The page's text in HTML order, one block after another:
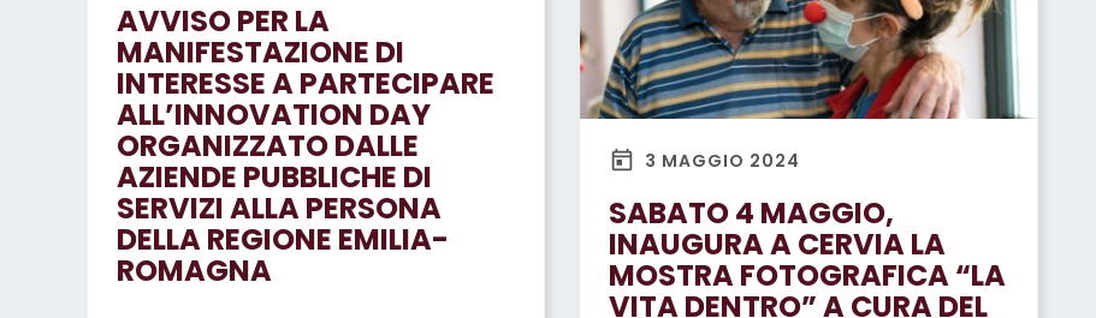
AVVISO PER LA
MANIFESTAZIONE DI
INTERESSE A PARTECIPARE
ALL’INNOVATION DAY
ORGANIZZATO DALLE
AZIENDE PUBBLICHE DI
SERVIZI ALLA PERSONA
DELLA REGIONE EMILIA-
ROMAGNA
3 MAGGIO 2024
SABATO 4 MAGGIO,
INAUGURA A CERVIA LA
MOSTRA FOTOGRAFICA “LA
VITA DENTRO” A CURA DEL